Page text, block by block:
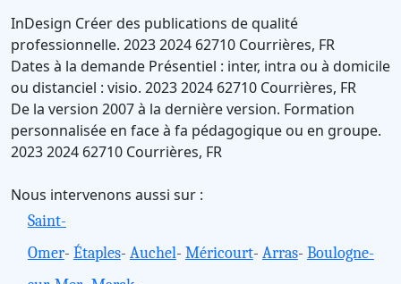
InDesign Créer des publications de qualité
professionnelle. 20232024 62710 Courrières, FR
Dates à la demande Présentiel : inter, intra ou à domicile
ou distanciel : visio. 20232024 62710 Courrières, FR
De la version 2007 à la dernière version. Formation
personnalisée en face à fa pédagogique ou en groupe.
20232024 62710 Courrières, FR
Nous intervenons aussi sur :
Saint-
Omer- Étaples- Auchel- Méricourt- Arras- Boulogne-